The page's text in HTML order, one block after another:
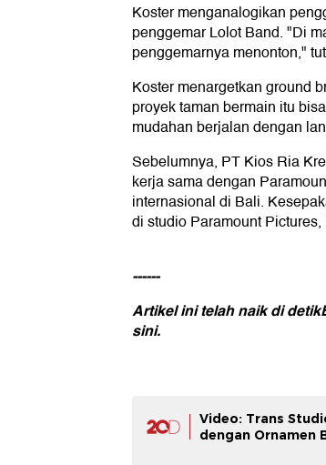
Koster menganalogikan
penggemar Lolot Band. "Di
penggemarnya menonton,"
Koster menargetkan ground
proyek taman bermain itu
mudahan berjalan dengan
Sebelumnya, PT Kios Ria
kerja sama dengan
internasional di Bali.
di studio Paramount
------
Artikel ini telah naik di
sini.
Video: Trans
dengan Ornamen